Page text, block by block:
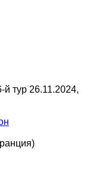
й тур 26.11.2024,